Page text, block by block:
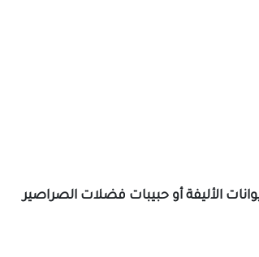
الأليفة أو حبيبات فضلات الصراصير